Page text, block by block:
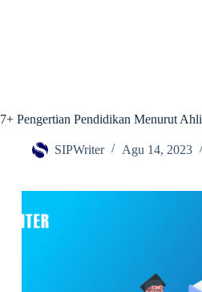
7+ Pengertian Pendidikan Menurut Ahli
SIPWriter Agu 14, 2023